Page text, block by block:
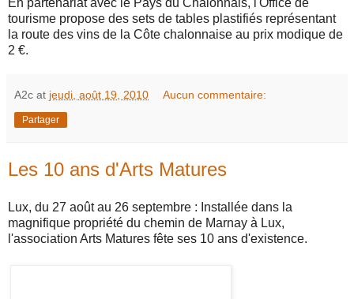
En partenariat avec le Pays du Chalonnais, l'Office de
tourisme propose des sets de tables plastifiés représentant
la route des vins de la Côte chalonnaise au prix modique de
2 €.
A2c at jeudi, août 19, 2010 Aucun commentaire:
Partager
Les 10 ans d'Arts Matures
Lux, du 27 août au 26 septembre : Installée dans la
magnifique propriété du chemin de Marnay à Lux,
l'association Arts Matures fête ses 10 ans d'existence.